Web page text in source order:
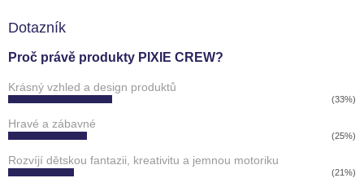
Dotazník
Proč právě produkty PIXIE CREW?
Krásný vzhled a design produktů
(33%)
Hravé a zábavné
(25%)
Rozvíjí dětskou fantazii, kreativitu a jemnou motoriku
(21%)